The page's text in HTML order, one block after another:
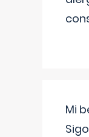
Mi